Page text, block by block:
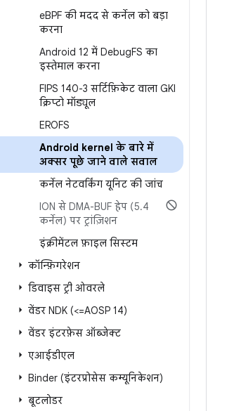
eBPF की मदद से कर्नेल को बड़ा
करना
Android 12 में DebugFS का
इस्तेमाल करना
FIPS 140-3 सर्टिफ़िकेट वाला GKI
क्रिप्टो मॉड्यूल
EROFS
Android kernel के बारे में
अक्सर पूछे जाने वाले सवाल
कर्नेल नेटवर्किंग यूनिट की जांच
ION से DMA-BUF हेप (5.4
कर्नेल) पर ट्रांज़िशन
इंक्रीमेंटल फ़ाइल सिस्टम
कॉन्फ़िगरेशन
डिवाइस ट्री ओवरले
वेंडर NDK (<=AOSP 14)
वेंडर इंटरफ़ेस ऑब्जेक्ट
एआईडीएल
Binder (इंटरप्रोसेस कम्यूनिकेशन)
बूटलोडर